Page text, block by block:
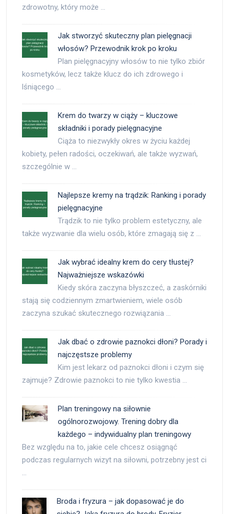
zdrowotny, który może …
Jak stworzyć skuteczny plan pielęgnacji
włosów? Przewodnik krok po kroku
Plan pielęgnacyjny włosów to nie tylko zbiór
kosmetyków, lecz także klucz do ich zdrowego i
lśniącego …
Krem do twarzy w ciąży – kluczowe
składniki i porady pielęgnacyjne
Ciąża to niezwykły okres w życiu każdej
kobiety, pełen radości, oczekiwań, ale także wyzwań,
szczególnie w …
Najlepsze kremy na trądzik: Ranking i porady
pielęgnacyjne
Trądzik to nie tylko problem estetyczny, ale
także wyzwanie dla wielu osób, które zmagają się z …
Jak wybrać idealny krem do cery tłustej?
Najważniejsze wskazówki
Kiedy skóra zaczyna błyszczeć, a zaskórniki
stają się codziennym zmartwieniem, wiele osób
zaczyna szukać skutecznego rozwiązania …
Jak dbać o zdrowie paznokci dłoni? Porady i
najczęstsze problemy
Kim jest lekarz od paznokci dłoni i czym się
zajmuje? Zdrowie paznokci to nie tylko kwestia …
Plan treningowy na siłownie
ogólnorozwojowy. Trening dobry dla
każdego – indywidualny plan treningowy
Bez względu na to, jakie cele chcesz osiągnąć
podczas regularnych wizyt na siłowni, potrzebny jest ci
…
Broda i fryzura – jak dopasować je do